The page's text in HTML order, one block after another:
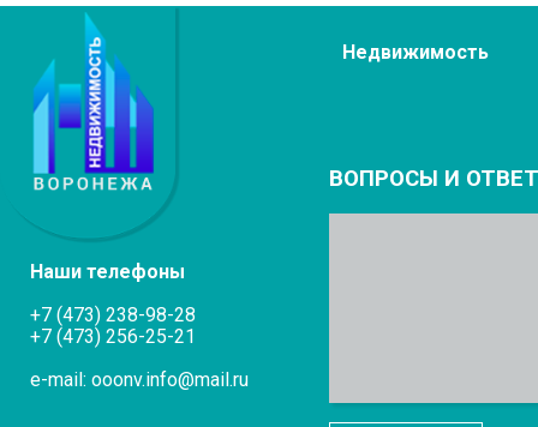
Недвижимость
Наши телефоны
+7 (473) 238-98-28
+7 (473) 256-25-21
e-mail: ooonv.info@mail.ru
ВОПРОСЫ И